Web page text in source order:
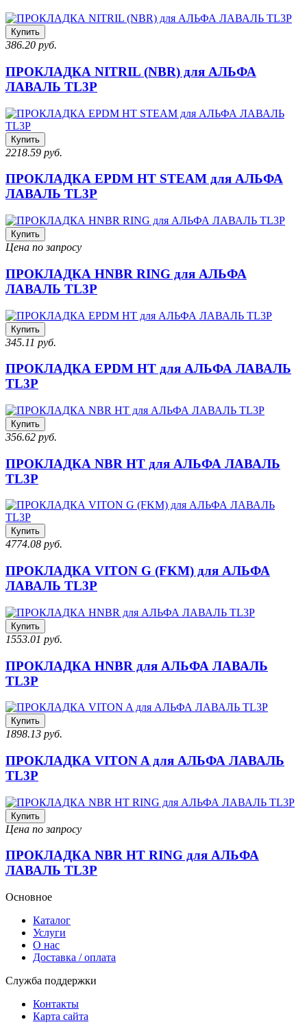
Купить
386.20 руб.
ПРОКЛАДКА NITRIL (NBR) для АЛЬФА
ЛАВАЛЬ TL3P
Купить
2218.59 руб.
ПРОКЛАДКА EPDM HT STEAM для АЛЬФА
ЛАВАЛЬ TL3P
Купить
Цена по запросу
ПРОКЛАДКА HNBR RING для АЛЬФА
ЛАВАЛЬ TL3P
Купить
345.11 руб.
ПРОКЛАДКА EPDM HT для АЛЬФА ЛАВАЛЬ
TL3P
Купить
356.62 руб.
ПРОКЛАДКА NBR HT для АЛЬФА ЛАВАЛЬ
TL3P
Купить
4774.08 руб.
ПРОКЛАДКА VITON G (FKM) для АЛЬФА
ЛАВАЛЬ TL3P
Купить
1553.01 руб.
ПРОКЛАДКА HNBR для АЛЬФА ЛАВАЛЬ
TL3P
Купить
1898.13 руб.
ПРОКЛАДКА VITON A для АЛЬФА ЛАВАЛЬ
TL3P
Купить
Цена по запросу
ПРОКЛАДКА NBR HT RING для АЛЬФА
ЛАВАЛЬ TL3P
Основное
Каталог
Услуги
О нас
Доставка / оплата
Служба поддержки
Контакты
Карта сайта